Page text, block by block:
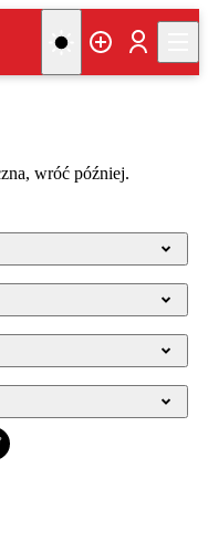
wróć później.